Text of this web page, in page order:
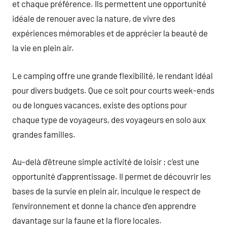
et chaque préférence. Ils permettent une opportunité
idéale de renouer avec la nature, de vivre des
expériences mémorables et de apprécier la beauté de
la vie en plein air.
Le camping offre une grande flexibilité, le rendant idéal
pour divers budgets. Que ce soit pour courts week-ends
ou de longues vacances, existe des options pour
chaque type de voyageurs, des voyageurs en solo aux
grandes familles.
Au-delà d’êtreune simple activité de loisir ; c’est une
opportunité d’apprentissage. Il permet de découvrir les
bases de la survie en plein air, inculque le respect de
l’environnement et donne la chance d’en apprendre
davantage sur la faune et la flore locales.